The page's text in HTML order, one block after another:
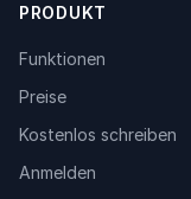
PRODUKT
Funktionen
Preise
Kostenlos schreiben
Anmelden